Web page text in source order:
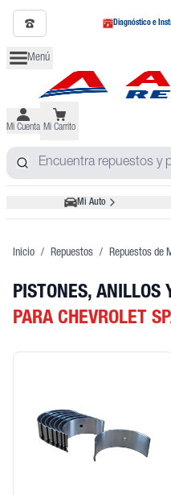
Diagnóstico e
Menú
Mi Cuenta Mi Carrito
Mi Auto
Inicio / Repuestos / Repuestos de
PISTONES, ANILLOS
PARA CHEVROLET